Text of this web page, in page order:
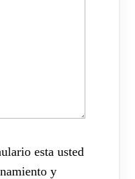
esta usted
y